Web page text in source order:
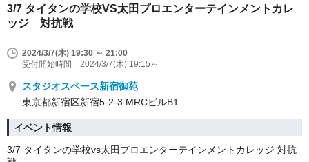
3/7 タイタンの学校VS太田プロエンターテインメントカレ
ッジ 対抗戦
2024/3/7(木) 19:30 ～ 21:00
受付開始時間 2024/3/7(木) 19:15～
スタジオスペース新宿御苑
東京都新宿区新宿5-2-3 MRCビルB1
イベント情報
3/7 タイタンの学校vs太田プロエンターテインメントカレッジ 対抗